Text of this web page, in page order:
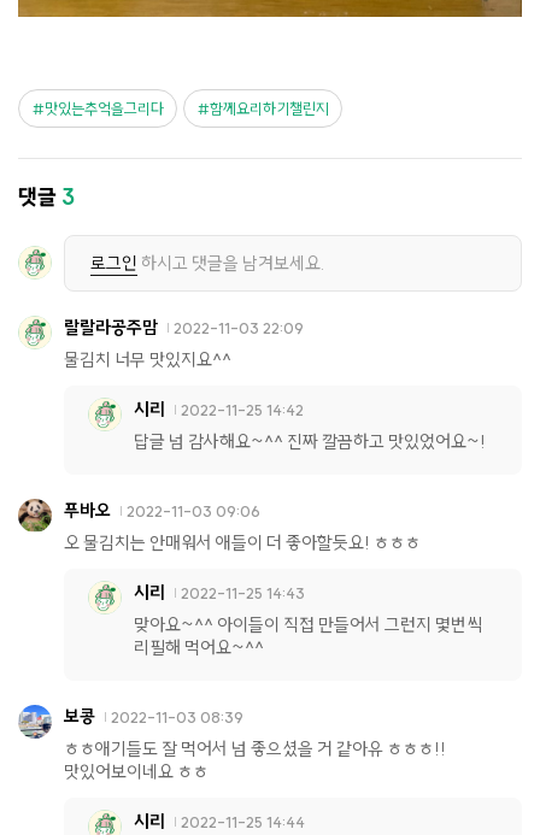
맛있는추억을그리다 함께요리하기챌린지
댓글 3
로그인 하시고 댓글을 남겨보세요.
랄랄라공주맘 2022-11-03 22:09
물김치 너무 맛있지요^^
시리 2022-11-25 14:42
답글 넘 감사해요~^^ 진짜 깔끔하고 맛있었어요~!
푸바오 2022-11-03 09:06
오 물김치는 안매워서 애들이 더 좋아할듯요! ㅎㅎㅎ
시리 2022-11-25 14:43
맞아요~^^ 아이들이 직접 만들어서 그런지 몇번씩
리필해 먹어요~^^
보콩 2022-11-03 08:39
ㅎㅎ애기들도 잘 먹어서 넘 좋으셨을 거 같아유 ㅎㅎㅎ!!
맛있어보이네요 ㅎㅎ
시리 2022-11-25 14:44